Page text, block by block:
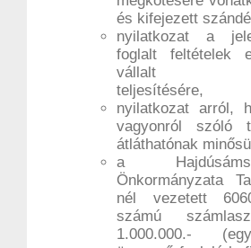
és kifejezett
nyilatkozat a
foglalt feltételek
vállalt
teljesítésére,
nyilatkozat arról,
vagyonról szóló
átláthatónak
a
Önkormányzata
nél vezetett
számú
1.000.000.-